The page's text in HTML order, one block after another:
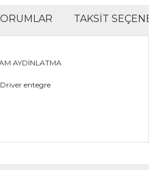
TAKSIT
AYDINLATMA
entegre
ürün açıklamalarında ve